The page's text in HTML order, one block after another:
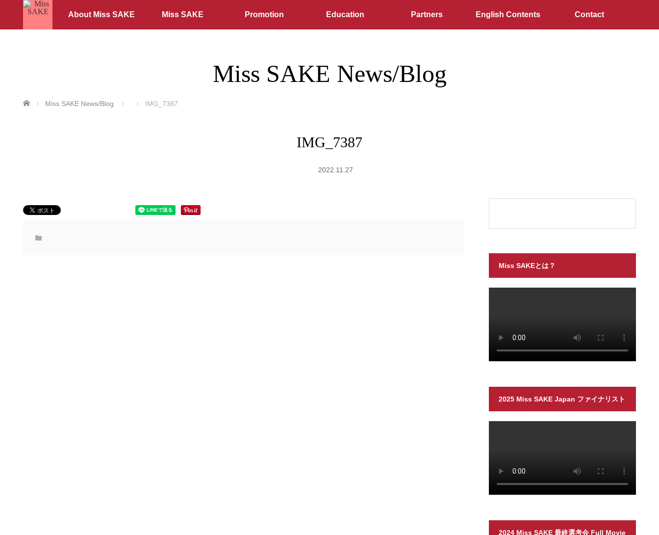
About Miss SAKE Miss SAKE Promotion Education Partners English Contents Contact
Miss SAKE News/Blog
ホーム Miss SAKE News/Blog IMG_7387
IMG_7387
2022.11.27
Miss SAKEとは？
2025 Miss SAKE Japan ファイナリスト
2024 Miss SAKE 最終選考会 Full Movie